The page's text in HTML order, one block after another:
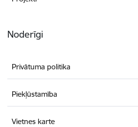
Noderīgi
Privātuma politika
Piekļūstamība
Vietnes karte